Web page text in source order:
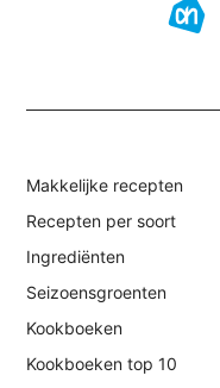
Makkelijke recepten
Recepten per soort
Ingrediënten
Seizoensgroenten
Kookboeken
Kookboeken top 10